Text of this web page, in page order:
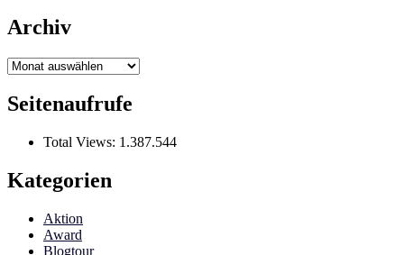
Archiv
Archiv
Seitenaufrufe
Total Views: 1.387.544
Kategorien
Aktion
Award
Blogtour